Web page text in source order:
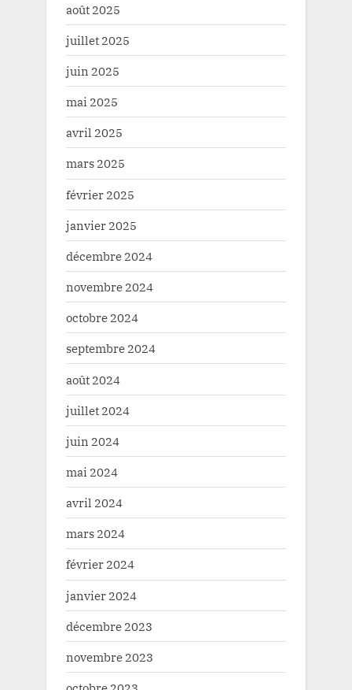
août 2025
juillet 2025
juin 2025
mai 2025
avril 2025
mars 2025
février 2025
janvier 2025
décembre 2024
novembre 2024
octobre 2024
septembre 2024
août 2024
juillet 2024
juin 2024
mai 2024
avril 2024
mars 2024
février 2024
janvier 2024
décembre 2023
novembre 2023